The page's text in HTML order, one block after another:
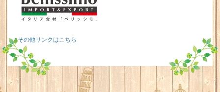
その他リンクはこちら